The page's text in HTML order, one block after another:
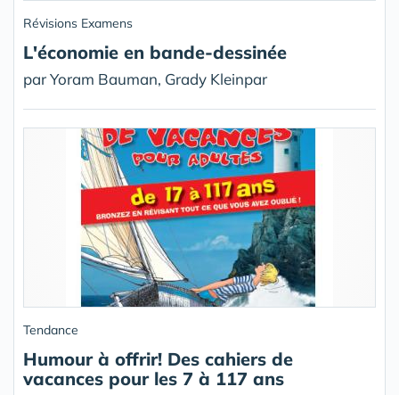
Révisions Examens
L'économie en bande-dessinée
par Yoram Bauman, Grady Kleinpar
Tendance
Humour à offrir! Des cahiers de
vacances pour les 7 à 117 ans